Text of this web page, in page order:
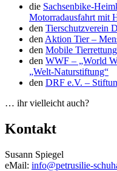
die Sachsenbike-
Motorradausfahrt mit
den Tierschutzverein
den Aktion Tier –
den Mobile
den WWF – „World
„Welt-Naturstiftung“
den DRF e.V. –
… ihr vielleicht auch?
Kontakt
Susann Spiegel
eMail: info@petrusilie-